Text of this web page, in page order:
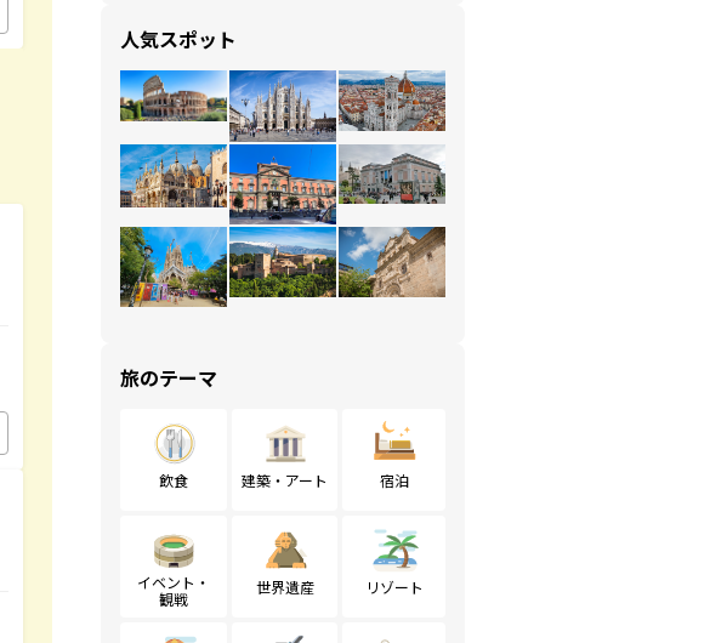
人気スポット
旅のテーマ
飲食 建築・アート 宿泊
イベント・
観戦
世界遺産 リゾート